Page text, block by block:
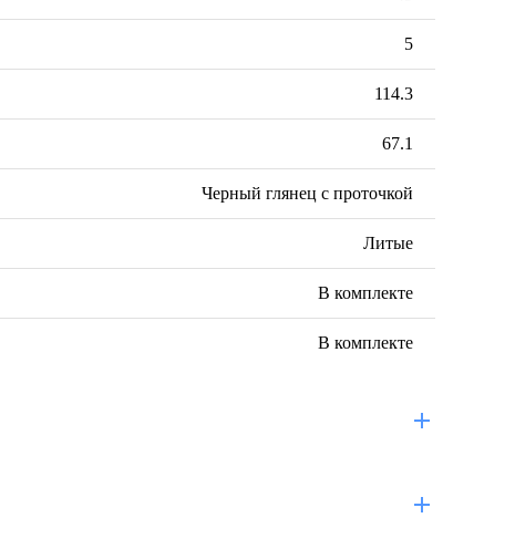
5
114.3
67.1
Черный глянец с проточкой
Литые
В комплекте
В комплекте